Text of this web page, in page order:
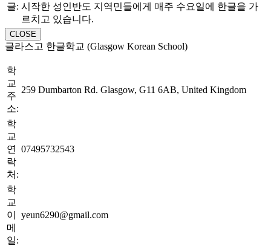
글: 시작한 성인반도 지역민들에게 매주 수요일에 한글을 가
르치고 있습니다.
CLOSE
글라스고 한글학교 (Glasgow Korean School)
학
교
주
소:
259 Dumbarton Rd. Glasgow, G11 6AB, United Kingdom
학
교
연
락
처:
07495732543
학
교
이
메
일:
yeun6290@gmail.com